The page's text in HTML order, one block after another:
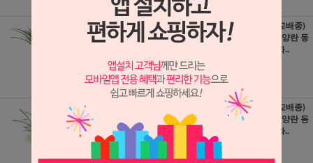
철골소심 (RI_088)
동양란 동양난 개
49,000원
490원 적립
타이페이(교배종)
(e_112) 동양란 동
양난 개업화..
황금소심(교배종)
(e_117) 동양란 동
양난 개업화..
49,000원
490원 적립
타이페이(교배종)
(e_122) 동양란 동
양난 개업화..
490원 적립